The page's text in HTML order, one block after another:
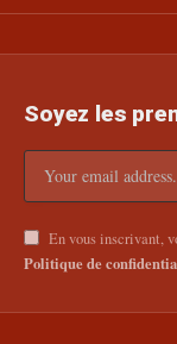
Soyez les
En vous inscrivant,
Politique de